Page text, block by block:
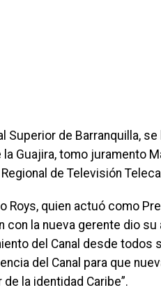
Superior de Barranquilla,
Guajira, tomo juramento
de Televisión
Roys, quien actuó como
la nueva gerente dio su
del Canal desde todos
del Canal para que
la identidad Caribe”.